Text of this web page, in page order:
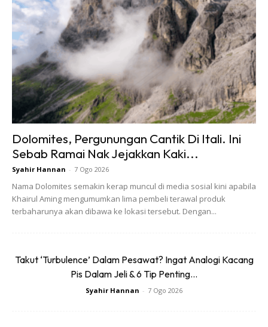
Mersing, Johor. Selain itu, kemudahan tempat letak kereta
yang selamat kepada para pengunjung boleh didapati di
Pejabat Hadapan Mersing.
Kredit foto: Pulau Rawa Resort
Pulau Rawa juga dikenali sebagai Pulau Merpati Putih yang
pelbagai aktiviti yang boleh dilakukan para pelancong di
Pulau Rawa, Johor. AntaranyaScuba Divingdan
adalah dua aktiviti air yang paling popular di
Dolomites, Pergunungan Cantik Di Itali. Ini
Sebab Ramai Nak Jejakkan Kaki...
Syahir Hannan - 7 Ogo 2026
Nama Dolomites semakin kerap muncul di media sosial kini apabila
Khairul Aming mengumumkan lima pembeli terawal produk
terbaharunya akan dibawa ke lokasi tersebut. Dengan...
Takut ‘Turbulence’ Dalam Pesawat? Ingat Analogi Kacang
Pis Dalam Jeli & 6 Tip Penting...
Syahir Hannan - 7 Ogo 2026